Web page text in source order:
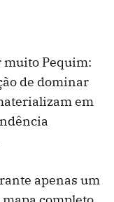
muito Pequim:
de dominar
em
apenas um